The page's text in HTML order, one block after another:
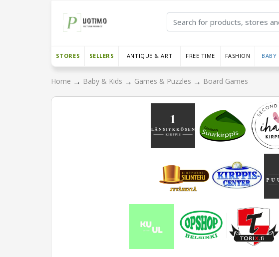
STORES SELLERS ANTIQUE & ART FREE TIME FASHION BABY
Home → Baby & Kids → Games & Puzzles → Board Games